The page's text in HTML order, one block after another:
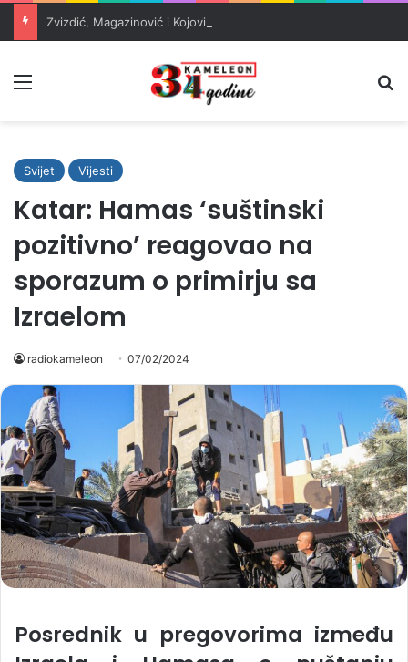
Svijet Vijesti
Katar: Hamas ‘suštinski
pozitivno’ reagovao na
sporazum o primirju sa
Izraelom
radiokameleon 07/02/2024
Posrednik u pregovorima između